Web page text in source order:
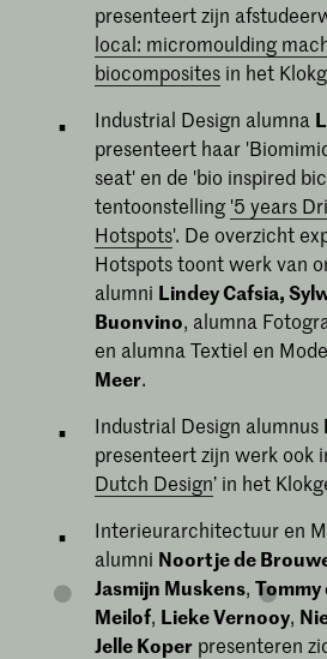
presenteert zijn
local: micromoulding
biocomposites in het
Industrial Design alumna
presenteert haar
seat' en de 'bio inspired
tentoonstelling'5 years
Hotspots'. De overzicht
Hotspots toont werk van
alumni Lindey Cafsia,
Buonvino, alumna
en alumna Textiel en
Meer.
Industrial Design alumnus
presenteert zijn werk ook
Dutch Design’ in het
Interieurarchitectuur en
alumni Noortje de
Jasmijn Muskens,
Meilof, Lieke Vernooy,
Jelle Koper presenteren